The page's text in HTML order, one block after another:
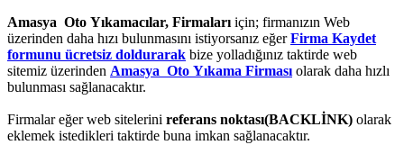
Amasya Oto Yıkamacılar, Firmalarıiçin; firmanızın Web
üzerinden daha hızı bulunmasını istiyorsanız eğerFirma Kaydet
formunu ücretsiz doldurarak bize yolladığınız taktirde web
sitemiz üzerinden Amasya Oto Yıkama Firmasıolarak daha hızlı
bulunması sağlanacaktır.
Firmalar eğer web sitelerini referans noktası(BACKLİNK) olarak
eklemek istedikleri taktirde buna imkan sağlanacaktır.